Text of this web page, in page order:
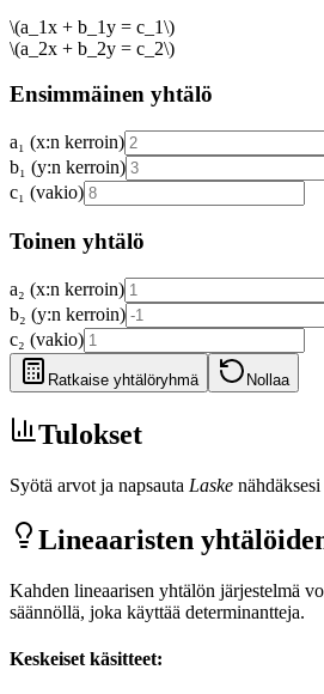
\(a_1x + b_1y = c_1\)
\(a_2x + b_2y = c_2\)
Ensimmäinen yhtälö
a₁ (x:n kerroin)
b₁ (y:n kerroin)
c₁ (vakio)
Toinen yhtälö
a₂ (x:n kerroin)
b₂ (y:n kerroin)
c₂ (vakio)
Ratkaise yhtälöryhmä Nollaa
Tulokset
Syötä arvot ja napsauta Laske
Lineaaristen
Kahden lineaarisen yhtälön järjestelmä
säännöllä, joka käyttää determinantteja.
Keskeiset käsitteet: